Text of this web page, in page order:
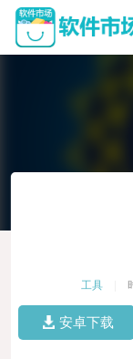
工具
安卓下载